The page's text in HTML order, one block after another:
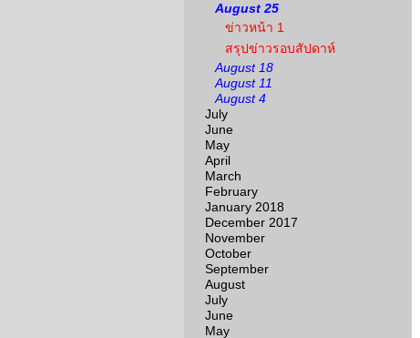
August 25
ข่าวหน้า 1
สรุปข่าวรอบสัปดาห์
August 18
August 11
August 4
July
June
May
April
March
February
January 2018
December 2017
November
October
September
August
July
June
May